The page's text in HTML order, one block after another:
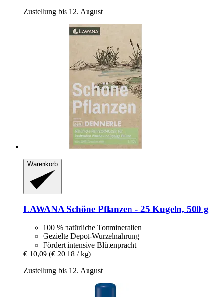
Zustellung bis 12. August
Warenkorb
LAWANA Schöne Pflanzen -​ 25 Kugeln, 500 g
100 % natürliche Tonmineralien
Gezielte Depot-Wurzelnahrung
Fördert intensive Blütenpracht
€ 10,09 (€ 20,18 / kg)
Zustellung bis 12. August